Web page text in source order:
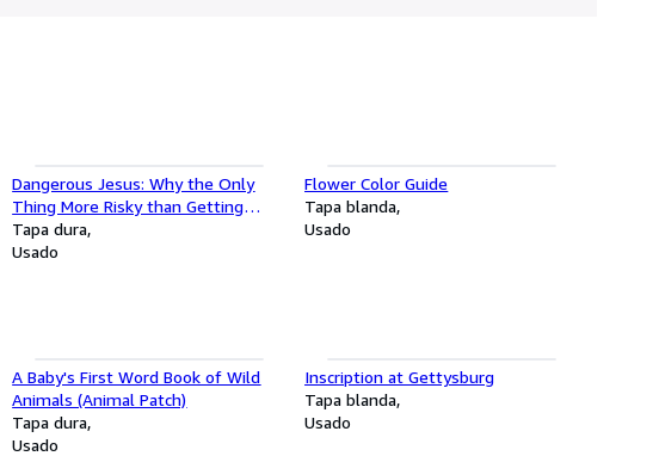
Dangerous Jesus: Why the Only
Thing More Risky than Getting
Jesus Right Is Getting Jesus Wrong
Tapa dura
Usado
Flower Color Guide
Tapa blanda
Usado
A Baby's First Word Book of Wild
Animals (Animal Patch)
Tapa dura
Usado
Inscription at Gettysburg
Tapa blanda
Usado